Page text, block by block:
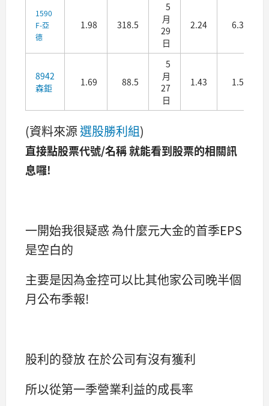
1590
F-亞
德
1.98 318.5
5
月
29
日
2.24 6.3
8942
森鉅
1.69 88.5
5
月
27
日
1.43 1.5
(資料來源 選股勝利組)
直接點股票代號/名稱 就能看到股票的相關訊
息囉!
一開始我很疑惑 為什麼元大金的首季EPS
是空白的
主要是因為金控可以比其他家公司晚半個
月公布季報!
股利的發放 在於公司有沒有獲利
所以從第一季營業利益的成長率